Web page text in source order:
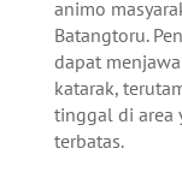
animo
Batangtoru.
dapat
katarak,
tinggal di area
terbatas.